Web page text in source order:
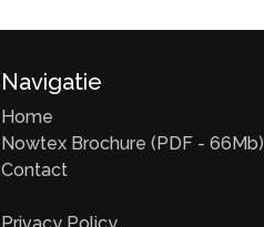
Navigatie
Home
Nowtex Brochure (PDF - 66Mb)
Contact